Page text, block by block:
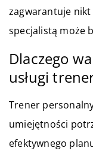
zagwarantuje nikt
specjalistą może
Dlaczego
usługi
Trener
umiejętności
efektywnego